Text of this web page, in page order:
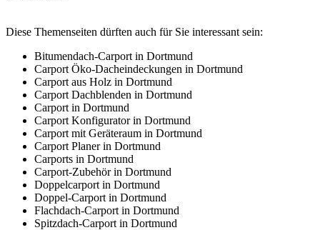
Diese Themenseiten dürften auch für Sie interessant sein:
Bitumendach-Carport in Dortmund
Carport Öko-Dacheindeckungen in Dortmund
Carport aus Holz in Dortmund
Carport Dachblenden in Dortmund
Carport in Dortmund
Carport Konfigurator in Dortmund
Carport mit Geräteraum in Dortmund
Carport Planer in Dortmund
Carports in Dortmund
Carport-Zubehör in Dortmund
Doppelcarport in Dortmund
Doppel-Carport in Dortmund
Flachdach-Carport in Dortmund
Spitzdach-Carport in Dortmund